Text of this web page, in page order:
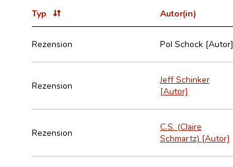
Typ Autor(in)
Rezension Pol Schock [Autor]
Rezension
Jeff Schinker
[Autor]
Rezension
C.S. (Claire
Schmartz) [Autor]